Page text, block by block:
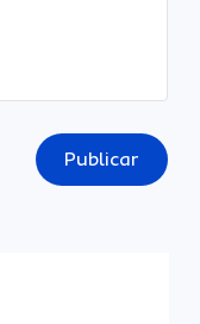
Publicar